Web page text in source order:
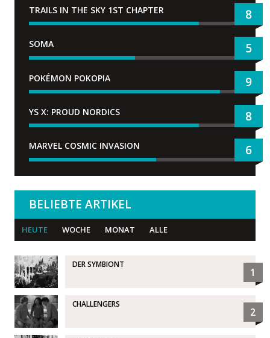
TRAILS IN THE SKY 1ST CHAPTER 8
SOMA 5
POKÉMON POKOPIA 9
YS X: PROUD NORDICS 8
MARVEL COSMIC INVASION 6
BELIEBTE ARTIKEL
HEUTE WOCHE MONAT ALLE
DER SYMBIONT
1
CHALLENGERS
2